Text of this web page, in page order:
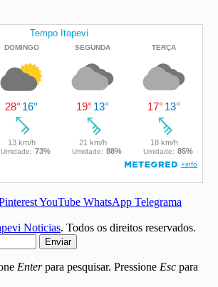
YouTube WhatsApp Telegrama
Noticias. Todos os direitos reservados.
Enviar
Enterpara pesquisar. Pressione Esc para